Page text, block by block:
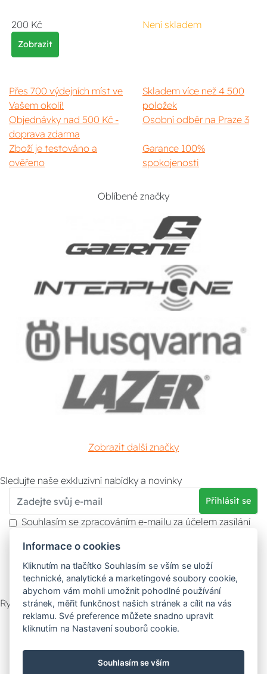
200 Kč Není skladem
Zobrazit
Přes 700 výdejních míst ve
Vašem okolí!
Skladem více než 4 500
položek
Objednávky nad 500 Kč -
doprava zdarma
Osobní odběr na Praze 3
Zboží je testováno a
ověřeno
Garance 100%
spokojenosti
Oblíbené značky
Zobrazit další značky
Sledujte naše exkluzivní nabídky a novinky
Přihlásit se
Souhlasím se zpracováním e-mailu za účelem zasílání
Více informací naleznete v
údajů . Souhlas můžete kdykoliv odvolat.
Rychlý kontakt
Zákaznický servis Vyzvednutí zboží
Informace o cookies
Kliknutím na tlačítko Souhlasím se vším se uloží
technické, analytické a marketingové soubory cookie,
abychom vám mohli umožnit pohodlné používání
stránek, měřit funkčnost našich stránek a cílit na vás
reklamu. Své preference můžete snadno upravit
kliknutím na Nastavení souborů cookie.
Souhlasím se vším